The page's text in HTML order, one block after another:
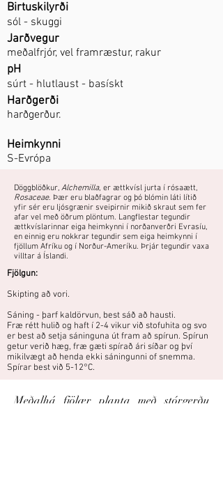
Birtuskilyrði
sól - skuggi
Jarðvegur
meðalfrjór, vel framræstur, rakur
pH
súrt - hlutlaust - basískt
Harðgerði
harðgerður.
Heimkynni
S-Evrópa
Döggblöðkur, Alchemilla, er ættkvísl jurta í rósaætt,
Rosaceae. Þær eru blaðfagrar og þó blómin láti lítið
yfir sér eru ljósgrænir sveipirnir mikið skraut sem fer
afar vel með öðrum plöntum. Langflestar tegundir
ættkvíslarinnar eiga heimkynni í norðanverðri Evrasíu,
en einnig eru nokkrar tegundir sem eiga heimkynni í
fjöllum Afríku og í Norður-Ameríku. Þrjár tegundir vaxa
villtar á Íslandi.
Fjölgun:
Skipting að vori.
Sáning - þarf kaldörvun, best sáð að hausti.
Fræ rétt hulið og haft í 2-4 vikur við stofuhita og svo
er best að setja sáninguna út fram að spírun. Spírun
getur verið hæg, fræ gæti spírað ári síðar og því
mikilvægt að henda ekki sáningunni of snemma.
Spírar best við 5-12°C.
Meðalhá fjölær planta með stórgerðu